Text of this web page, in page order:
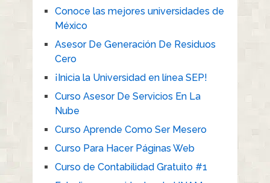
Conoce las mejores universidades de
México
Asesor De Generación De Residuos
Cero
¡Inicia la Universidad en línea SEP!
Curso Asesor De Servicios En La
Nube
Curso Aprende Como Ser Mesero
Curso Para Hacer Páginas Web
Curso de Contabilidad Gratuito #1